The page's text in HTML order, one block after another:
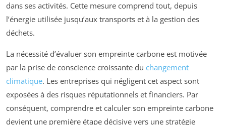
dans ses activités. Cette mesure comprend tout, depuis
l’énergie utilisée jusqu’aux transports et à la gestion des
déchets.
La nécessité d’évaluer son empreinte carbone est motivée
par la prise de conscience croissante du changement
climatique. Les entreprises qui négligent cet aspect sont
exposées à des risques réputationnels et financiers. Par
conséquent, comprendre et calculer son empreinte carbone
devient une première étape décisive vers une stratégie